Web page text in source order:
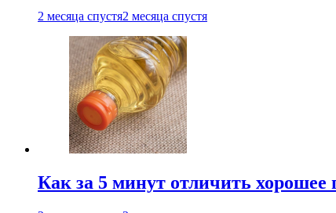
2 месяца спустя2 месяца спустя
Как за 5 минут отличить хорошее